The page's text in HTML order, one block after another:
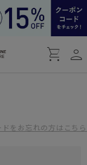
shopping_cart person
ドをお忘れの方はこちら